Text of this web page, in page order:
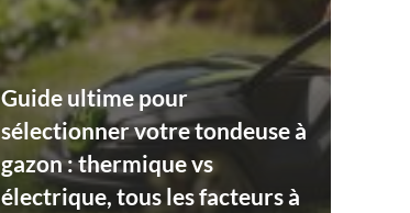
Guide ultime pour
sélectionner votre tondeuse à
gazon : thermique vs
électrique, tous les facteurs à